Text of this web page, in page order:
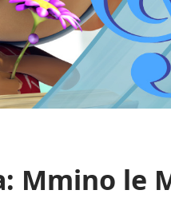
Mmino le